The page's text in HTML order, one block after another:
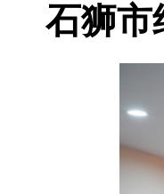
石狮市